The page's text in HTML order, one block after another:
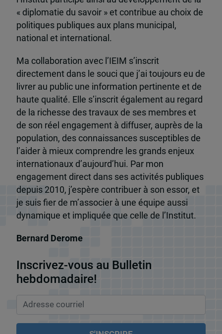
« diplomatie du savoir » et contribue au choix de
politiques publiques aux plans municipal,
national et international.
Ma collaboration avec l’IEIM s’inscrit
directement dans le souci que j’ai toujours eu de
livrer au public une information pertinente et de
haute qualité. Elle s’inscrit également au regard
de la richesse des travaux de ses membres et
de son réel engagement à diffuser, auprès de la
population, des connaissances susceptibles de
l’aider à mieux comprendre les grands enjeux
internationaux d’aujourd’hui. Par mon
engagement direct dans ses activités publiques
depuis 2010, j’espère contribuer à son essor, et
je suis fier de m’associer à une équipe aussi
dynamique et impliquée que celle de l’Institut.
Bernard Derome
Inscrivez-vous au Bulletin
hebdomadaire!